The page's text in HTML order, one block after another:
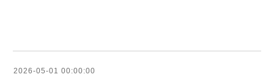
2026-05-01 00:00:00